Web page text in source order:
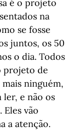
é o projeto
na
se fosse
juntos, os 50
o dia. Todos
projeto de
ninguém,
ler, e não os
vão
a atenção.